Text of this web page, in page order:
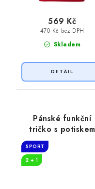
Skladem
470 Kč bez DPH
569 Kč
Pánské funkční
tričko s potiskem
Fisher of men
SPORT
2 + 1